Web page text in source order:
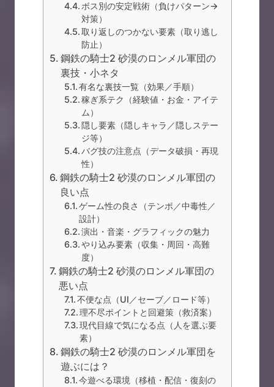
ボス別の安定戦術（負けパターン→
対策）
取り返しのつかない要素（取り逃し
防止）
鋼鉄の騎士2 砂漠のロンメル軍団の
裏技・小ネタ
有名な裏技一覧（効果／手順）
稼ぎ系テク（経験値・お金・アイテ
ム）
隠し要素（隠しキャラ／隠しステー
ジ等）
バグ技の注意点（データ破損・再現
性）
鋼鉄の騎士2 砂漠のロンメル軍団の
良い点
ゲーム性の良さ（テンポ／中毒性／
設計）
演出・音楽・グラフィックの魅力
やり込み要素（収集・周回・高難
度）
鋼鉄の騎士2 砂漠のロンメル軍団の
悪い点
不便な点（UI／セーブ／ロード等）
理不尽ポイントと回避策（救済案）
現代目線で気になる点（人を選ぶ要
素）
鋼鉄の騎士2 砂漠のロンメル軍団を
遊ぶには？
今遊べる環境（移植・配信・復刻の